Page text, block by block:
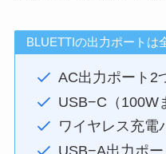
BLUETTIの出力ポートは
AC出力ポート2
USB−C（100W
ワイヤレス充電
USB−A出力ポ